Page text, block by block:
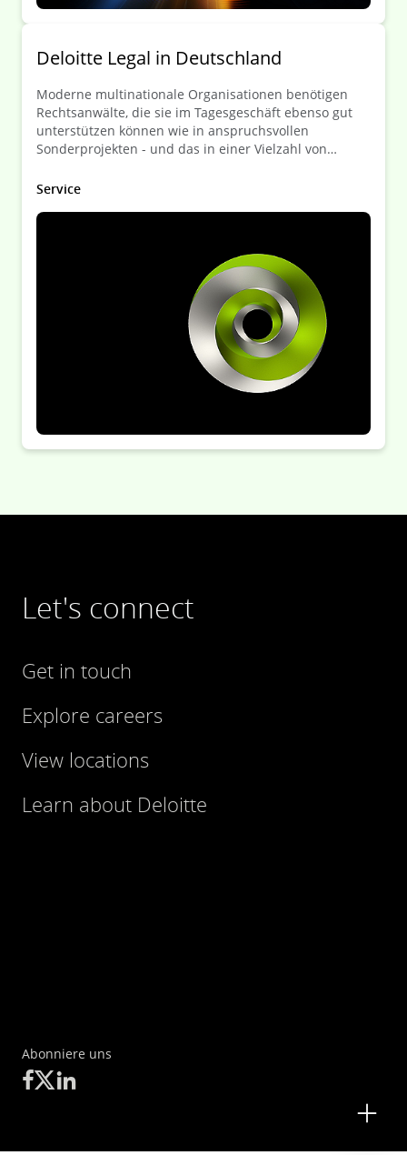
Deloitte Legal in Deutschland
Moderne multinationale Organisationen benötigen
Rechtsanwälte, die sie im Tagesgeschäft ebenso gut
unterstützen können wie in anspruchsvollen
Sonderprojekten - und das in einer Vielzahl von
Service
Let's connect
Get in touch
Explore careers
View locations
Learn about Deloitte
Abonniere uns